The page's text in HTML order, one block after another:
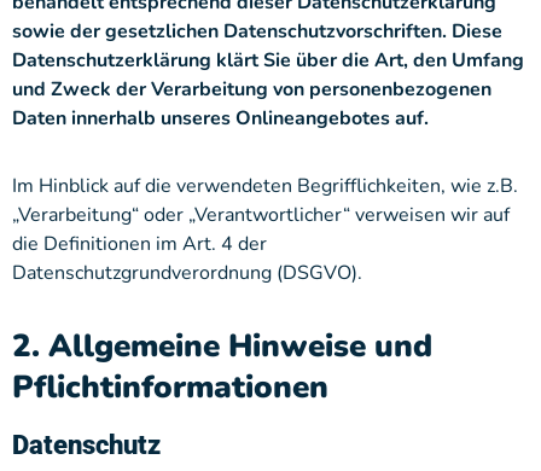
sowie der gesetzlichen Datenschutzvorschriften. Diese
Datenschutzerklärung klärt Sie über die Art, den Umfang
und Zweck der Verarbeitung von personenbezogenen
Daten innerhalb unseres Onlineangebotes auf.
Im Hinblick auf die verwendeten Begrifflichkeiten, wie z.B.
„Verarbeitung“ oder „Verantwortlicher“ verweisen wir auf
die Definitionen im Art. 4 der
Datenschutzgrundverordnung (DSGVO).
2. Allgemeine Hinweise und
Pflichtinformationen
Datenschutz